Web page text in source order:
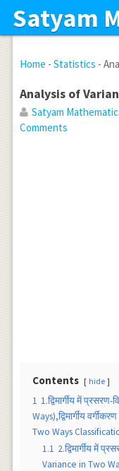
Satyam
Home - Statistics -
Analysis of
Satyam
Comments
Contents hide
1 1.द्विमार्गीय में
Ways),द्विमार्गीय
Two Ways
1.1 2.द्विमार्गीय में
Variance in Two